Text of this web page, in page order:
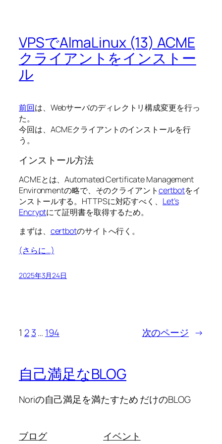
VPSでAlmaLinux (13) ACME
クライアントをインストー
ル
前回は、Webサーバのディレクトリ構成変更を行っ
た。
今回は、ACMEクライアントのインストールを行
う。
インストール方法
ACMEとは、Automated Certificate Management
Environmentの略で、そのクライアントcertbotをイ
ンストールする。HTTPSに対応すべく、 Let’s
Encryptにて証明書を取得するため。
まずは、 certbotのサイトへ行く。
(さらに…)
2025年3月24日
1 2 3… 194 次のページ →
自己満足なBLOG
Noriの自己満足を満たすため だけのBLOG
ブログ
イベント